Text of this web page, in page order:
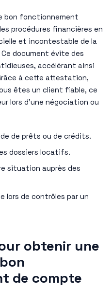
bon fonctionnement
procédures financières en
et incontestable de la
document évite des
accélérant ainsi
à cette attestation,
êtes un client fiable, ce
lors d’une négociation ou
de prêts ou de crédits.
dossiers locatifs.
situation auprès des
lors de contrôles par un
obtenir une
de compte